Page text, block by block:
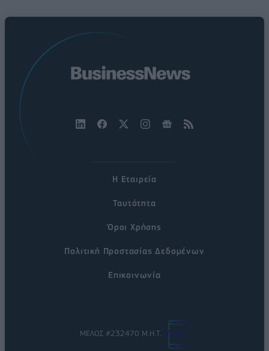
Η Εταιρεία
Ταυτότητα
Όροι Χρήσης
Πολιτική Προστασίας Δεδομένων
Επικοινωνία
ΜΕΛΟΣ #232470 Μ.Η.Τ.